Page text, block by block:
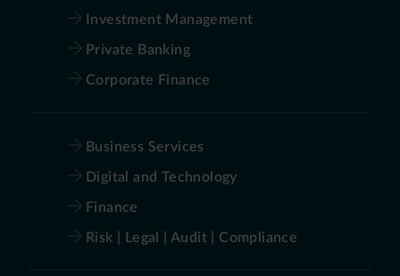
Investment Management
Private Banking
Corporate Finance
Business Services
Digital and Technology
Finance
Risk | Legal | Audit | Compliance